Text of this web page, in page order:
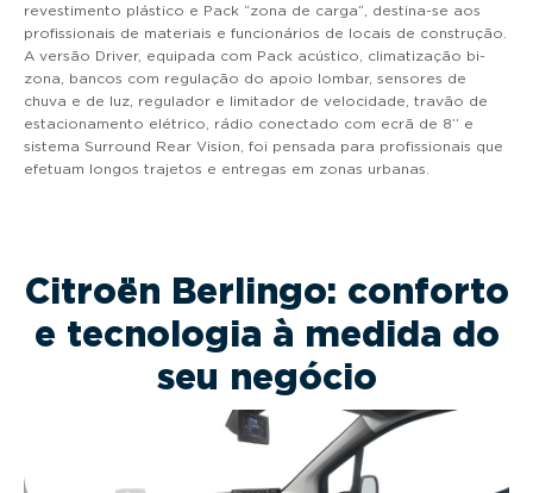
revestimento plástico e Pack “zona de carga”, destina-se aos
profissionais de materiais e funcionários de locais de construção.
A versão Driver, equipada com Pack acústico, climatização bi-
zona, bancos com regulação do apoio lombar, sensores de
chuva e de luz, regulador e limitador de velocidade, travão de
estacionamento elétrico, rádio conectado com ecrã de 8’’ e
sistema Surround Rear Vision, foi pensada para profissionais que
efetuam longos trajetos e entregas em zonas urbanas.
Citroën Berlingo: conforto
e tecnologia à medida do
seu negócio